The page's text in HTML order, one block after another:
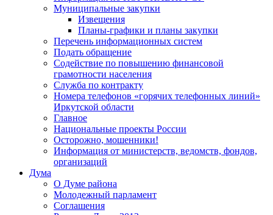
Муниципальные закупки
Извещения
Планы-графики и планы закупки
Перечень информационных систем
Подать обращение
Содействие по повышению финансовой
грамотности населения
Служба по контракту
Номера телефонов «горячих телефонных линий»
Иркутской области
Главное
Национальные проекты России
Осторожно, мошенники!
Информация от министерств, ведомств, фондов,
организаций
Дума
О Думе района
Молодежный парламент
Соглашения